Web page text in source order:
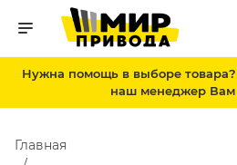
Нужна помощь в выборе
наш менеджер Вам
Главная